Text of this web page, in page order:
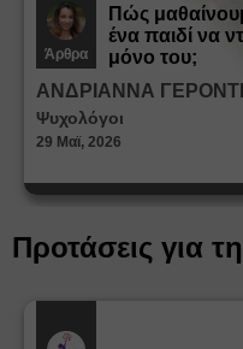
Άρθρα
Πώς
ένα παιδί να
μόνο του;
ΑΝΔΡΙΑΝΝΑ
Ψυχολόγοι
29 Μαϊ, 2026
Προτάσεις για